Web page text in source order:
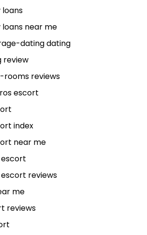
loans
near me
dating dating
review
reviews
escort
index
near me
reviews
me
reviews